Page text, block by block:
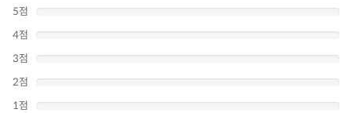
5점
4점
3점
2점
1점